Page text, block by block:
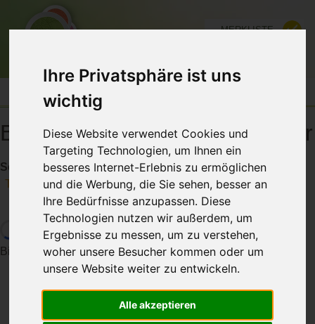
Ihre Privatsphäre ist uns
wichtig
Diese Website verwendet Cookies und
Targeting Technologien, um Ihnen ein
besseres Internet-Erlebnis zu ermöglichen
und die Werbung, die Sie sehen, besser an
Ihre Bedürfnisse anzupassen. Diese
Technologien nutzen wir außerdem, um
Ergebnisse zu messen, um zu verstehen,
woher unsere Besucher kommen oder um
unsere Website weiter zu entwickeln.
Alle akzeptieren
MERKLISTE
BE-ZIEHUNG... beginnt bei mir
Seminar für bewusstes Erleben in Beziehung
Teilen
Bitte warten die Daten werden geladen...